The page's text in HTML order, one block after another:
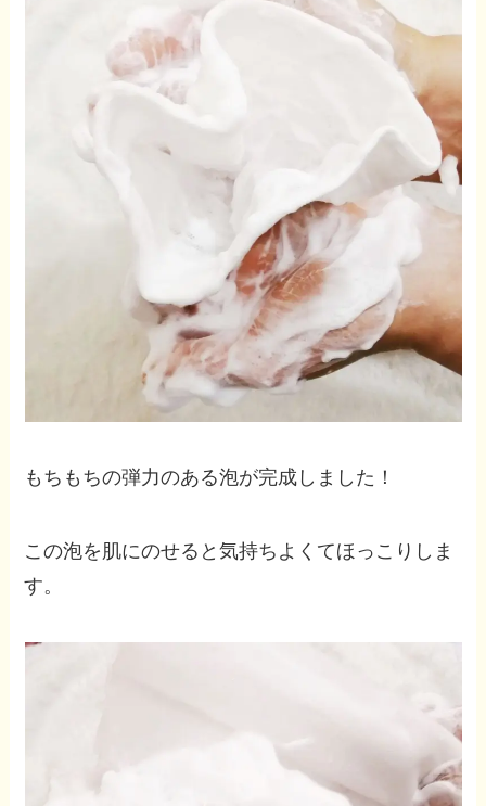
もちもちの弾力のある泡が完成しました！
この泡を肌にのせると気持ちよくてほっこりしま
す。